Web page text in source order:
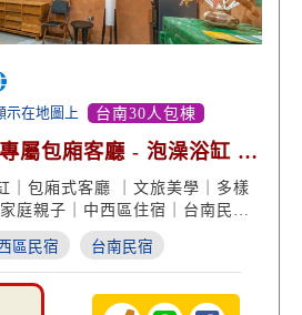
示在地圖上 台南30人包棟
屬包廂客廳 - 泡澡浴缸 貼
｜包廂式客廳 ｜文旅美學｜多樣
庭親子｜中西區住宿｜台南民宿
區民宿 台南民宿